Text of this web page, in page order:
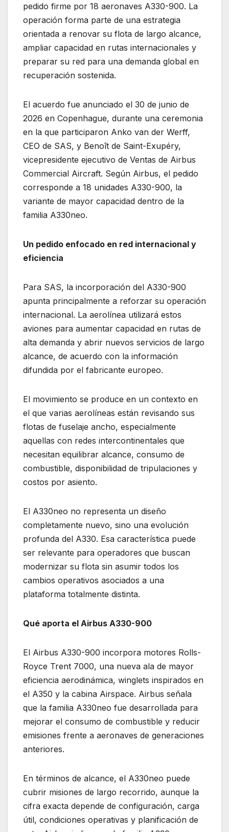
pedido firme por 18 aeronaves A330-900. La
operación forma parte de una estrategia
orientada a renovar su flota de largo alcance,
ampliar capacidad en rutas internacionales y
preparar su red para una demanda global en
recuperación sostenida.
El acuerdo fue anunciado el 30 de junio de
2026 en Copenhague, durante una ceremonia
en la que participaron Anko van der Werff,
CEO de SAS, y Benoît de Saint-Exupéry,
vicepresidente ejecutivo de Ventas de Airbus
Commercial Aircraft. Según Airbus, el pedido
corresponde a 18 unidades A330-900, la
variante de mayor capacidad dentro de la
familia A330neo.
Un pedido enfocado en red internacional y
eficiencia
Para SAS, la incorporación del A330-900
apunta principalmente a reforzar su operación
internacional. La aerolínea utilizará estos
aviones para aumentar capacidad en rutas de
alta demanda y abrir nuevos servicios de largo
alcance, de acuerdo con la información
difundida por el fabricante europeo.
El movimiento se produce en un contexto en
el que varias aerolíneas están revisando sus
flotas de fuselaje ancho, especialmente
aquellas con redes intercontinentales que
necesitan equilibrar alcance, consumo de
combustible, disponibilidad de tripulaciones y
costos por asiento.
El A330neo no representa un diseño
completamente nuevo, sino una evolución
profunda del A330. Esa característica puede
ser relevante para operadores que buscan
modernizar su flota sin asumir todos los
cambios operativos asociados a una
plataforma totalmente distinta.
Qué aporta el Airbus A330-900
El Airbus A330-900 incorpora motores Rolls-
Royce Trent 7000, una nueva ala de mayor
eficiencia aerodinámica, winglets inspirados en
el A350 y la cabina Airspace. Airbus señala
que la familia A330neo fue desarrollada para
mejorar el consumo de combustible y reducir
emisiones frente a aeronaves de generaciones
anteriores.
En términos de alcance, el A330neo puede
cubrir misiones de largo recorrido, aunque la
cifra exacta depende de configuración, carga
útil, condiciones operativas y planificación de